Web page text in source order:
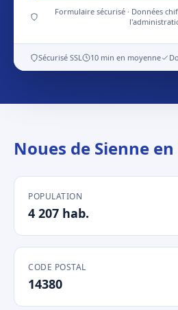
Formulaire sécurisé · Données
Sécurisé SSL 10 min en moyenne
Noues de Sienne
POPULATION
4 207 hab.
CODE POSTAL
14380